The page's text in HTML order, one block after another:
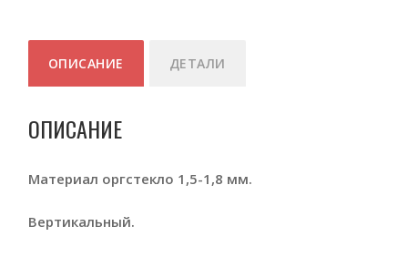
ОПИСАНИЕ ДЕТАЛИ
ОПИСАНИЕ
Материал оргстекло 1,5-1,8 мм.
Вертикальный.